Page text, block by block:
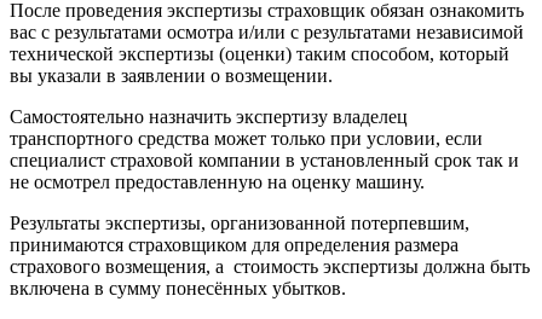
После проведения экспертизы страховщик обязан ознакомить
вас с результатами осмотра и/или с результатами независимой
технической экспертизы (оценки) таким способом, который
вы указали в заявлении о возмещении.
Само­стоятельно назначить экспертизу владелец
транспортного средства может только при условии, если
специалист страховой компании в установленный срок так и
не осмотрел предостав­ленную на оценку машину.
Результаты экспертизы, организованной потерпевшим,
принимаются страховщиком для определения размера
страхового возмещения, а стоимость экспертизы должна быть
включена в сумму понесённых убытков.